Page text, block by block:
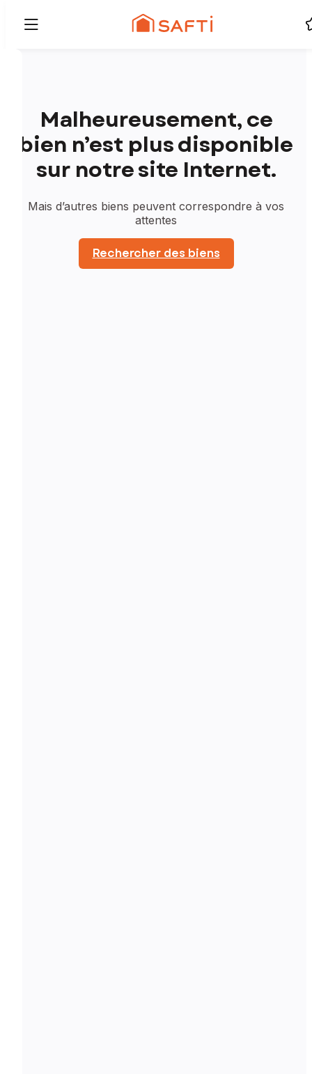
Malheureusement, ce
bien n’est plus disponible
sur notre site Internet.
Mais d’autres biens peuvent correspondre à vos
attentes
Rechercher des biens